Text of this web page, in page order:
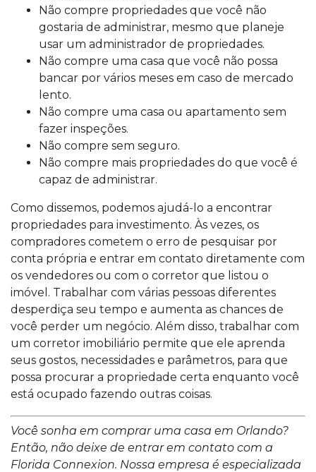
Não compre propriedades que você não
gostaria de administrar, mesmo que planeje
usar um administrador de propriedades.
Não compre uma casa que você não possa
bancar por vários meses em caso de mercado
lento.
Não compre uma casa ou apartamento sem
fazer inspeções.
Não compre sem seguro.
Não compre mais propriedades do que você é
capaz de administrar.
Como dissemos, podemos ajudá-lo a encontrar
propriedades para investimento. Às vezes, os
compradores cometem o erro de pesquisar por
conta própria e entrar em contato diretamente com
os vendedores ou com o corretor que listou o
imóvel. Trabalhar com várias pessoas diferentes
desperdiça seu tempo e aumenta as chances de
você perder um negócio. Além disso, trabalhar com
um corretor imobiliário permite que ele aprenda
seus gostos, necessidades e parâmetros, para que
possa procurar a propriedade certa enquanto você
está ocupado fazendo outras coisas.
Você sonha em comprar uma casa em Orlando?
Então, não deixe de entrar em contato com a
Florida Connexion. Nossa empresa é especializada